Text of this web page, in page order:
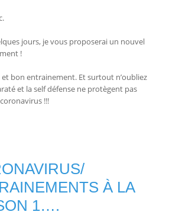
jours, je vous proposerai un nouvel
!
bon entrainement. Et surtout n’oubliez
et la self défense ne protègent pas
!!!
À LA
1….